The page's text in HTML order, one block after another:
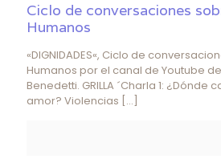
Ciclo de conversaciones
Humanos
«DIGNIDADES«, Ciclo de
Humanos por el canal de Youtube
Benedetti. GRILLA ´Charla 1:
amor? Violencias […]